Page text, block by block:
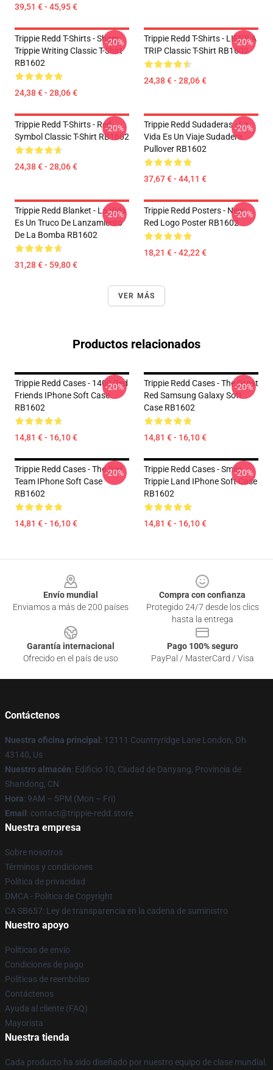
39,51 € - 45,95 €
Trippie Redd T-Shirts - Sharp
Trippie Writing Classic T-Shirt
RB1602
24,38 € - 28,06 €
-20%
Trippie Redd T-Shirts - LIFE'S A
TRIP Classic T-Shirt RB1602
24,38 € - 28,06 €
-20%
Trippie Redd T-Shirts - Red
Symbol Classic T-Shirt RB1602
24,38 € - 28,06 €
-20%
Trippie Redd Sudaderas - La
Vida Es Un Viaje Sudadera
Pullover RB1602
37,67 € - 44,11 €
-20%
Trippie Redd Blanket - La Vida
Es Un Truco De Lanzamiento
De La Bomba RB1602
31,28 € - 59,80 €
-20%
Trippie Redd Posters - New
Red Logo Poster RB1602
18,21 € - 42,22 €
-20%
VER MÁS
Productos relacionados
Trippie Redd Cases - 1400 Red
Friends IPhone Soft Case
RB1602
14,81 € - 16,10 €
-20%
Trippie Redd Cases - The Great
Red Samsung Galaxy Soft
Case RB1602
14,81 € - 16,10 €
-20%
Trippie Redd Cases - The Red
Team IPhone Soft Case
RB1602
14,81 € - 16,10 €
-20%
Trippie Redd Cases - Smile
Trippie Land IPhone Soft Case
RB1602
14,81 € - 16,10 €
-20%
Envío mundial
Enviamos a más de 200 países
Compra con confianza
Protegido 24/7 desde los clics
hasta la entrega
Garantía internacional
Ofrecido en el país de uso
Pago 100% seguro
PayPal / MasterCard / Visa
Contáctenos
Nuestra oficina principal : 12111 Countryridge Lane London, Oh
43140, Us
Nuestro almacén: Edificio 10, Ciudad de Danyang, Provincia de
Shandong, CN
Hora: 9AM – 5PM (Mon – Fri)
Email : contact@trippie-redd.store
Nuestra empresa
Sobre nosotros
Términos y condiciones
Política de privacidad
DMCA - Política de Copyright
CA SB657: Ley de transparencia en la cadena de suministro
Nuestro apoyo
Políticas de envío
Condiciones de pago
Políticas de reembolso
Contáctenos
Ayuda al cliente (FAQ)
Mayorista
Nuestra tienda
Cada producto ha sido diseñado por nuestro equipo de clase mundial.